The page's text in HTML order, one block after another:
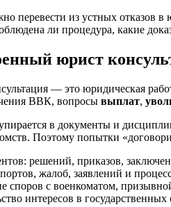
перевести из устных отказов в
ли процедура, какие
юрист
— это юридическая
ВВК, вопросы выплат,
в документы и
Поэтому попытки
решений, приказов,
жалоб, заявлений и
споров с военкоматом,
интересов в государственных